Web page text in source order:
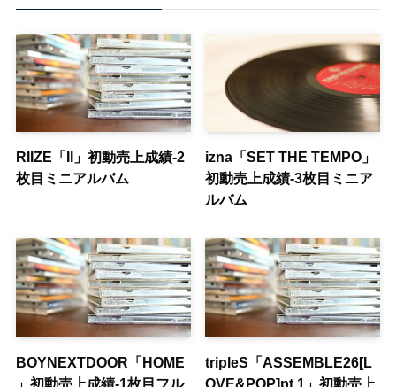
RIIZE「II」初動売上成績-2
枚目ミニアルバム
izna「SET THE TEMPO」
初動売上成績-3枚目ミニア
ルバム
BOYNEXTDOOR「HOME
」初動売上成績-1枚目フル
tripleS「ASSEMBLE26[L
OVE&POP]pt.1」初動売上